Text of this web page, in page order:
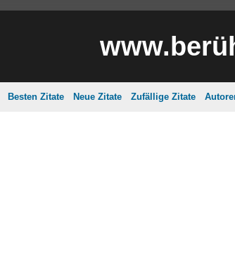
Besten Zitate Neue Zitate Zufällige Zitate